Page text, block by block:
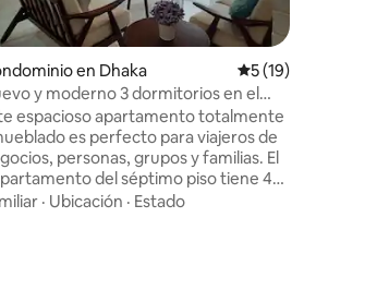
4.92 de 5; 38 evaluaciones
en Dhaka Calificación
5 (19)
y moderno 3 dormitorios en el
de Banani/Gulshan
espacioso apartamento totalmente
es perfecto para viajeros de
personas, grupos y familias. El
del séptimo piso tiene 4
vistas despejadas, un plano
· Ubicación · Estado